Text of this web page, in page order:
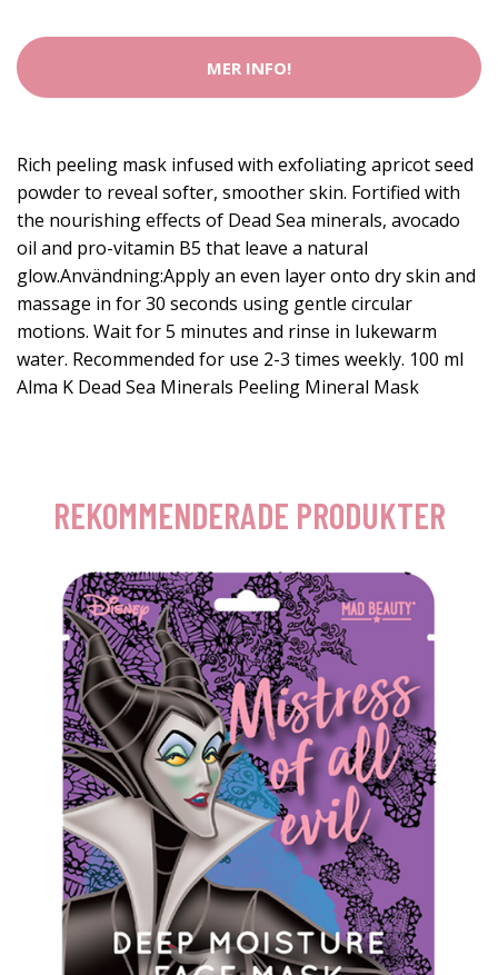
MER INFO!
Rich peeling mask infused with exfoliating apricot seed
powder to reveal softer, smoother skin. Fortified with
the nourishing effects of Dead Sea minerals, avocado
oil and pro-vitamin B5 that leave a natural
glow.Användning:Apply an even layer onto dry skin and
massage in for 30 seconds using gentle circular
motions. Wait for 5 minutes and rinse in lukewarm
water. Recommended for use 2-3 times weekly. 100 ml
Alma K Dead Sea Minerals Peeling Mineral Mask
REKOMMENDERADE PRODUKTER